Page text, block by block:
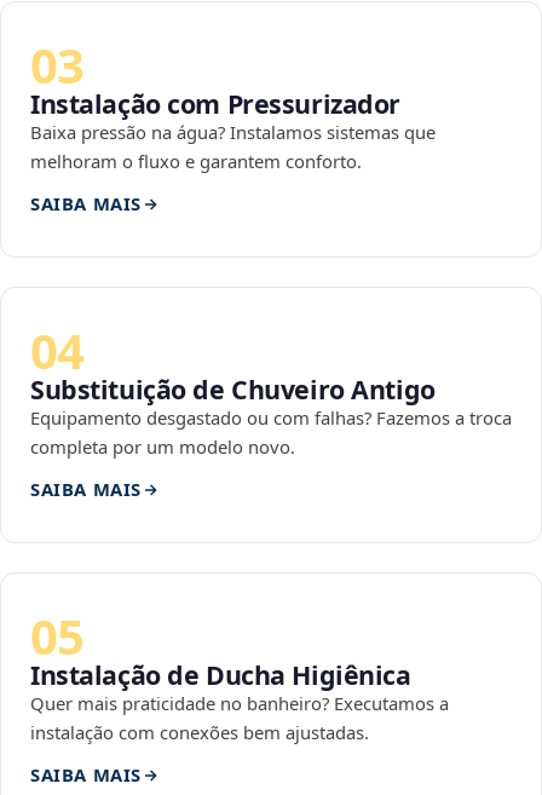
03
Instalação com Pressurizador
Baixa pressão na água? Instalamos sistemas que
melhoram o fluxo e garantem conforto.
SAIBA MAIS
04
Substituição de Chuveiro Antigo
Equipamento desgastado ou com falhas? Fazemos a troca
completa por um modelo novo.
SAIBA MAIS
05
Instalação de Ducha Higiênica
Quer mais praticidade no banheiro? Executamos a
instalação com conexões bem ajustadas.
SAIBA MAIS